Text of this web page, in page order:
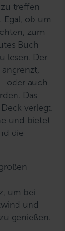
treffen
ob um
zum
Buch
lesen. Der
oder auch
Das
verlegt.
und bietet
die
um bei
und
genießen.